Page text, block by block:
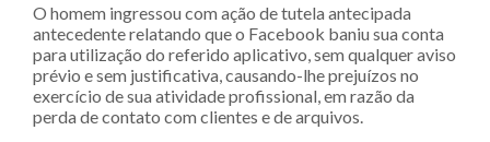
O homem ingressou com ação de tutela antecipada
antecedente relatando que o Facebook baniu sua conta
para utilização do referido aplicativo, sem qualquer aviso
prévio e sem justificativa, causando-lhe prejuízos no
exercício de sua atividade profissional, em razão da
perda de contato com clientes e de arquivos.